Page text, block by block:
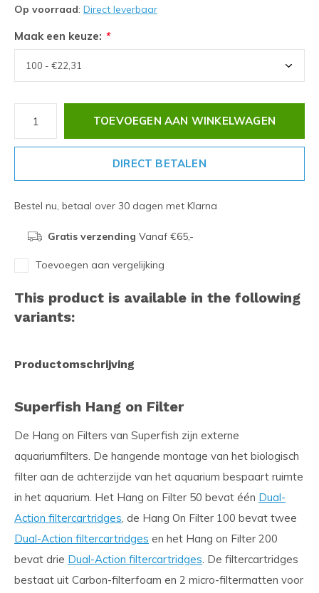
Op voorraad: Direct leverbaar
Maak een keuze: *
TOEVOEGEN AAN WINKELWAGEN
DIRECT BETALEN
Bestel nu, betaal over 30 dagen met Klarna
Gratis verzending Vanaf €65,-
Toevoegen aan vergelijking
This product is available in the following
variants:
Productomschrijving
Superfish Hang on Filter
De Hang on Filters van Superfish zijn externe
aquariumfilters. De hangende montage van het biologisch
filter aan de achterzijde van het aquarium bespaart ruimte
in het aquarium. Het Hang on Filter 50 bevat één Dual-
Action filtercartridges, de Hang On Filter 100 bevat twee
Dual-Action filtercartridges en het Hang on Filter 200
bevat drie Dual-Action filtercartridges. De filtercartridges
bestaat uit Carbon-filterfoam en 2 micro-filtermatten voor